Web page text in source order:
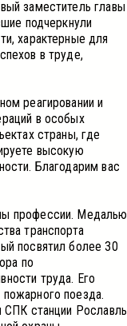
заместитель главы
подчеркнули
характерные для
в труде,
реагировании и
в особых
страны, где
высокую
Благодарим вас
профессии. Медалью
транспорта
посвятил более 30
по
труда. Его
поезда.
СПК станции Рославль